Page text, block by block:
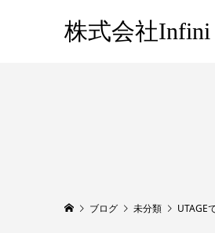
株式会社Infini
ブログ 未分類 UTAGE